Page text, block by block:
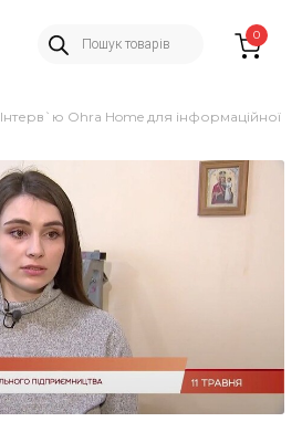
Пошук
товарів
0
Інтерв`ю Ohra Home для інформаційної